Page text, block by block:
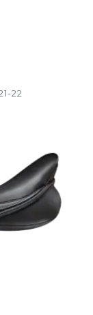
22